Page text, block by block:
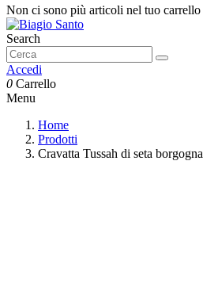
Non ci sono più articoli nel tuo carrello
Search
Accedi
0 Carrello
Menu
Home
Prodotti
Cravatta Tussah di seta borgogna